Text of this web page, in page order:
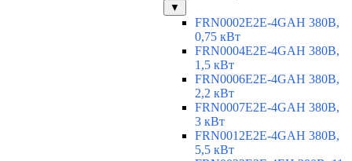
▼
FRN0002E2E-4GAH 380В,
0,75 кВт
FRN0004E2E-4GAH 380В,
1,5 кВт
FRN0006E2E-4GAH 380В,
2,2 кВт
FRN0007E2E-4GAH 380В,
3 кВт
FRN0012E2E-4GAH 380В,
5,5 кВт